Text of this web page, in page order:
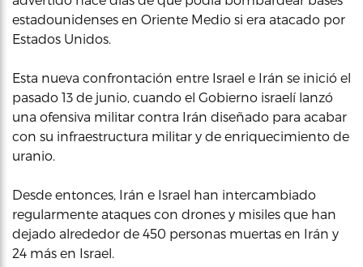
estadounidenses en Oriente Medio si era atacado por
Estados Unidos.
Esta nueva confrontación entre Israel e Irán se inició el
pasado 13 de junio, cuando el Gobierno israelí lanzó
una ofensiva militar contra Irán diseñado para acabar
con su infraestructura militar y de enriquecimiento de
uranio.
Desde entonces, Irán e Israel han intercambiado
regularmente ataques con drones y misiles que han
dejado alrededor de 450 personas muertas en Irán y
24 más en Israel.